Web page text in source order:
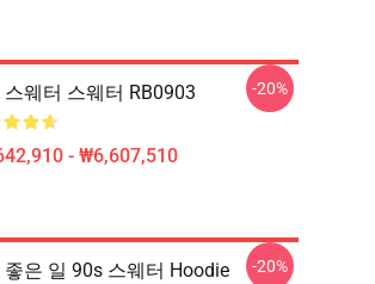
스웨터 스웨터 RB0903
- ₩6,607,510
-20%
좋은 일 90s 스웨터 Hoodie
-20%